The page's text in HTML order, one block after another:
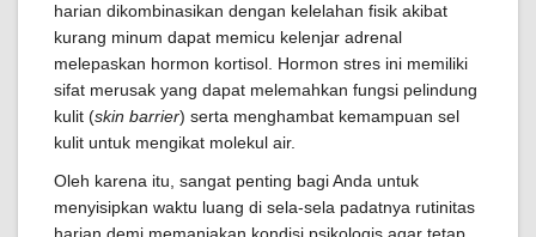
harian dikombinasikan dengan kelelahan fisik akibat
kurang minum dapat memicu kelenjar adrenal
melepaskan hormon kortisol. Hormon stres ini memiliki
sifat merusak yang dapat melemahkan fungsi pelindung
kulit (skin barrier) serta menghambat kemampuan sel
kulit untuk mengikat molekul air.
Oleh karena itu, sangat penting bagi Anda untuk
menyisipkan waktu luang di sela-sela padatnya rutinitas